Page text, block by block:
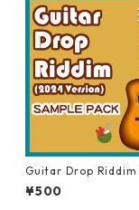
Guitar Drop Riddim
ersion) Sample Pack
¥500